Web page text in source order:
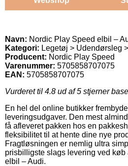
Navn: Nordic Play Speed elbil –
Kategori: Legetøj > Udendørsleg
Producent: Nordic Play Speed
Varenummer: 5705858707075
EAN: 5705858707075
Vurderet til 4.8 ud af 5 stjerner
En hel del online butikker
leveringsudgaver. Den mest
få afleveret pakken hos en
fleksibilitet til at hente dine nye
Fragtløsningen er nemlig ultra
prisbilligste slags levering ved køb
elbil – Audi.